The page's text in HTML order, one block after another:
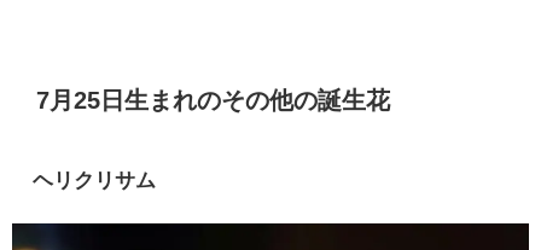
7月25日生まれのその他の誕生花
ヘリクリサム